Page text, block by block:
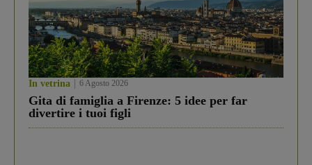
In vetrina 6 Agosto 2026
Gita di famiglia a Firenze: 5 idee per far
divertire i tuoi figli